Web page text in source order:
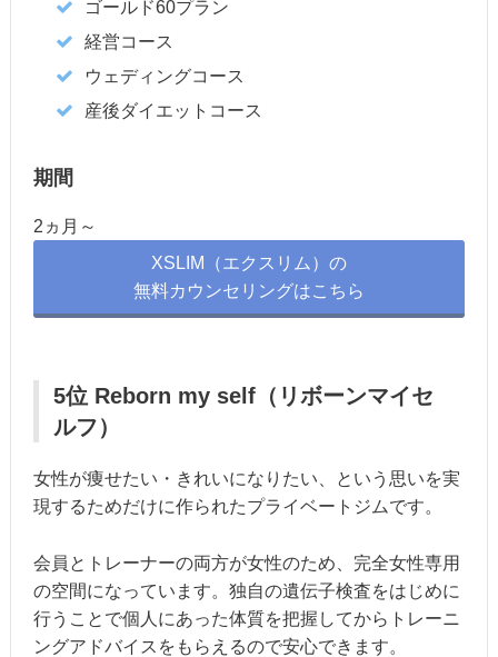
ゴールド60プラン
経営コース
ウェディングコース
産後ダイエットコース
期間
2ヵ月～
XSLIM（エクスリム）の
無料カウンセリングはこちら
5位 Reborn my self（リボーンマイセ
ルフ）
女性が痩せたい・きれいになりたい、という思いを実
現するためだけに作られたプライベートジムです。
会員とトレーナーの両方が女性のため、完全女性専用
の空間になっています。独自の遺伝子検査をはじめに
行うことで個人にあった体質を把握してからトレーニ
ングアドバイスをもらえるので安心できます。